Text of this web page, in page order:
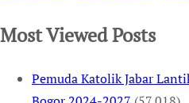
Most Viewed Posts
Pemuda Katolik Jabar